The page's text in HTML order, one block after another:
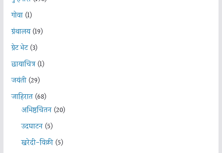
गोवा(1)
ग्रंथालय(19)
ग्रेट भेट(3)
छायाचित्र(1)
जयंती(29)
जाहिरात(68)
अभिष्ठचिंतन(20)
उदघाटन(5)
खरेदी-विक्री(5)